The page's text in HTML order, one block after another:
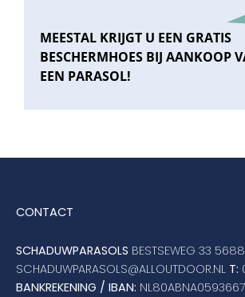
MEESTAL KRIJGT U EEN GRATIS
BESCHERMHOES BIJ AANKOOP
EEN PARASOL!
CONTACT
SCHADUWPARASOLS BESTSEWEG 33
SCHADUWPARASOLS@ALLOUTDOOR.NL T:
BANKREKENING / IBAN: